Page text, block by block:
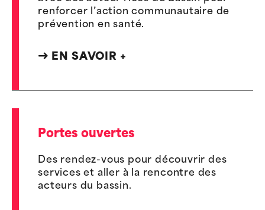
renforcer l’action communautaire de
prévention en santé.
EN SAVOIR +
Portes ouvertes
Des rendez-vous pour découvrir des
services et aller à la rencontre des
acteurs du bassin.